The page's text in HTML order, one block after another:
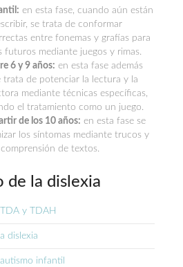
en esta fase, cuando aún están
se trata de conformar
entre fonemas y grafías para
futuros mediante juegos y rimas.
6 y 9 años: en esta fase además
trata de potenciar la lectura y la
mediante técnicas específicas,
el tratamiento como un juego.
de los 10 años: en esta fase se
los síntomas mediante trucos y
de textos.
de la dislexia
TDA y TDAH
dislexia
infantil